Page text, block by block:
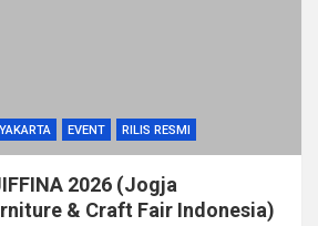
EVENT RILIS RESMI
2026 (Jogja
& Craft Fair Indonesia)